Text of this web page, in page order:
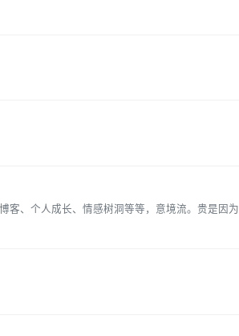
客、个人成长、情感树洞等等，意境流。贵是因为